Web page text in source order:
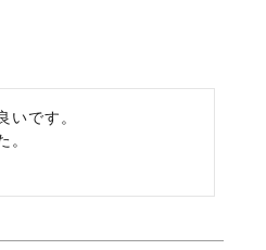
いです。
。